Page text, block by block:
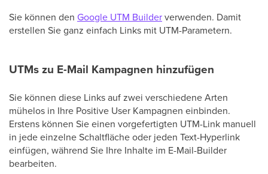
Sie können den Google UTM Builderverwenden. Damit
erstellen Sie ganz einfach Links mit UTM-Parametern.
UTMs zu E-Mail Kampagnen hinzufügen
Sie können diese Links auf zwei verschiedene Arten
mühelos in Ihre Positive User Kampagnen einbinden.
Erstens können Sie einen vorgefertigten UTM-Link manuell
in jede einzelne Schaltfläche oder jeden Text-Hyperlink
einfügen, während Sie Ihre Inhalte im E-Mail-Builder
bearbeiten.